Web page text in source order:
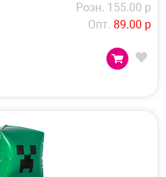
Розн. 155.00 р
Опт. 89.00 р